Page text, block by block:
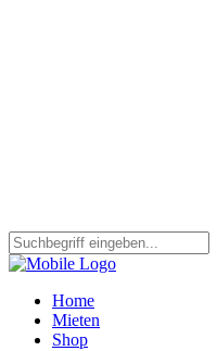
Home
Mieten
Shop